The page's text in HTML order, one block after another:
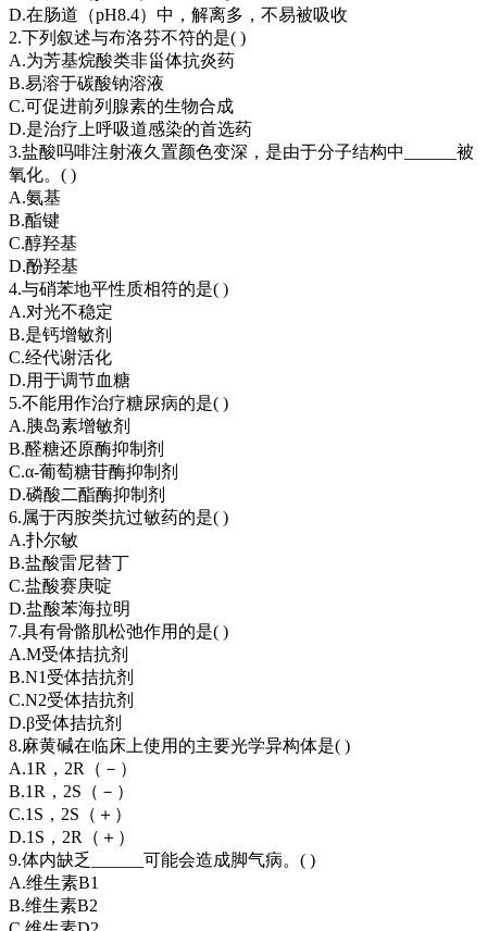
D.在肠道（pH8.4）中，解离多，不易被吸收
2.下列叙述与布洛芬不符的是( )
A.为芳基烷酸类非甾体抗炎药
B.易溶于碳酸钠溶液
C.可促进前列腺素的生物合成
D.是治疗上呼吸道感染的首选药
3.盐酸吗啡注射液久置颜色变深，是由于分子结构中______被
氧化。( )
A.氨基
B.酯键
C.醇羟基
D.酚羟基
4.与硝苯地平性质相符的是( )
A.对光不稳定
B.是钙增敏剂
C.经代谢活化
D.用于调节血糖
5.不能用作治疗糖尿病的是( )
A.胰岛素增敏剂
B.醛糖还原酶抑制剂
C.α-葡萄糖苷酶抑制剂
D.磷酸二酯酶抑制剂
6.属于丙胺类抗过敏药的是( )
A.扑尔敏
B.盐酸雷尼替丁
C.盐酸赛庚啶
D.盐酸苯海拉明
7.具有骨骼肌松弛作用的是( )
A.M受体拮抗剂
B.N1受体拮抗剂
C.N2受体拮抗剂
D.β受体拮抗剂
8.麻黄碱在临床上使用的主要光学异构体是( )
A.1R，2R（－）
B.1R，2S（－）
C.1S，2S（＋）
D.1S，2R（＋）
9.体内缺乏______可能会造成脚气病。( )
A.维生素B1
B.维生素B2